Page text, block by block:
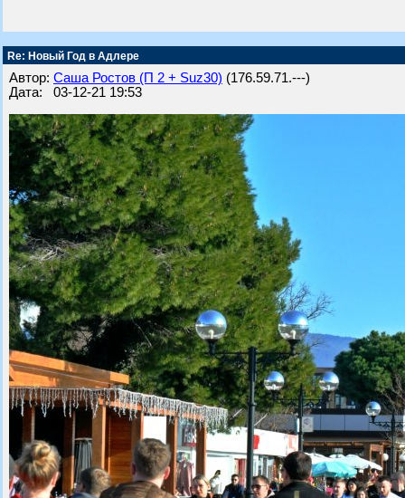
Re: Новый Год в Адлере
Автор: Саша Ростов (П 2 + Suz30) (176.59.71.---)
Дата: 03-12-21 19:53